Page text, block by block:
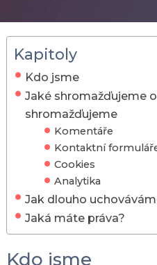
Kapitoly
Kdo jsme
Jaké shromažďujeme
shromažďujeme
Komentáře
Kontaktní
Cookies
Analytika
Jak dlouho
Jaká máte práva?
Kdo jsme